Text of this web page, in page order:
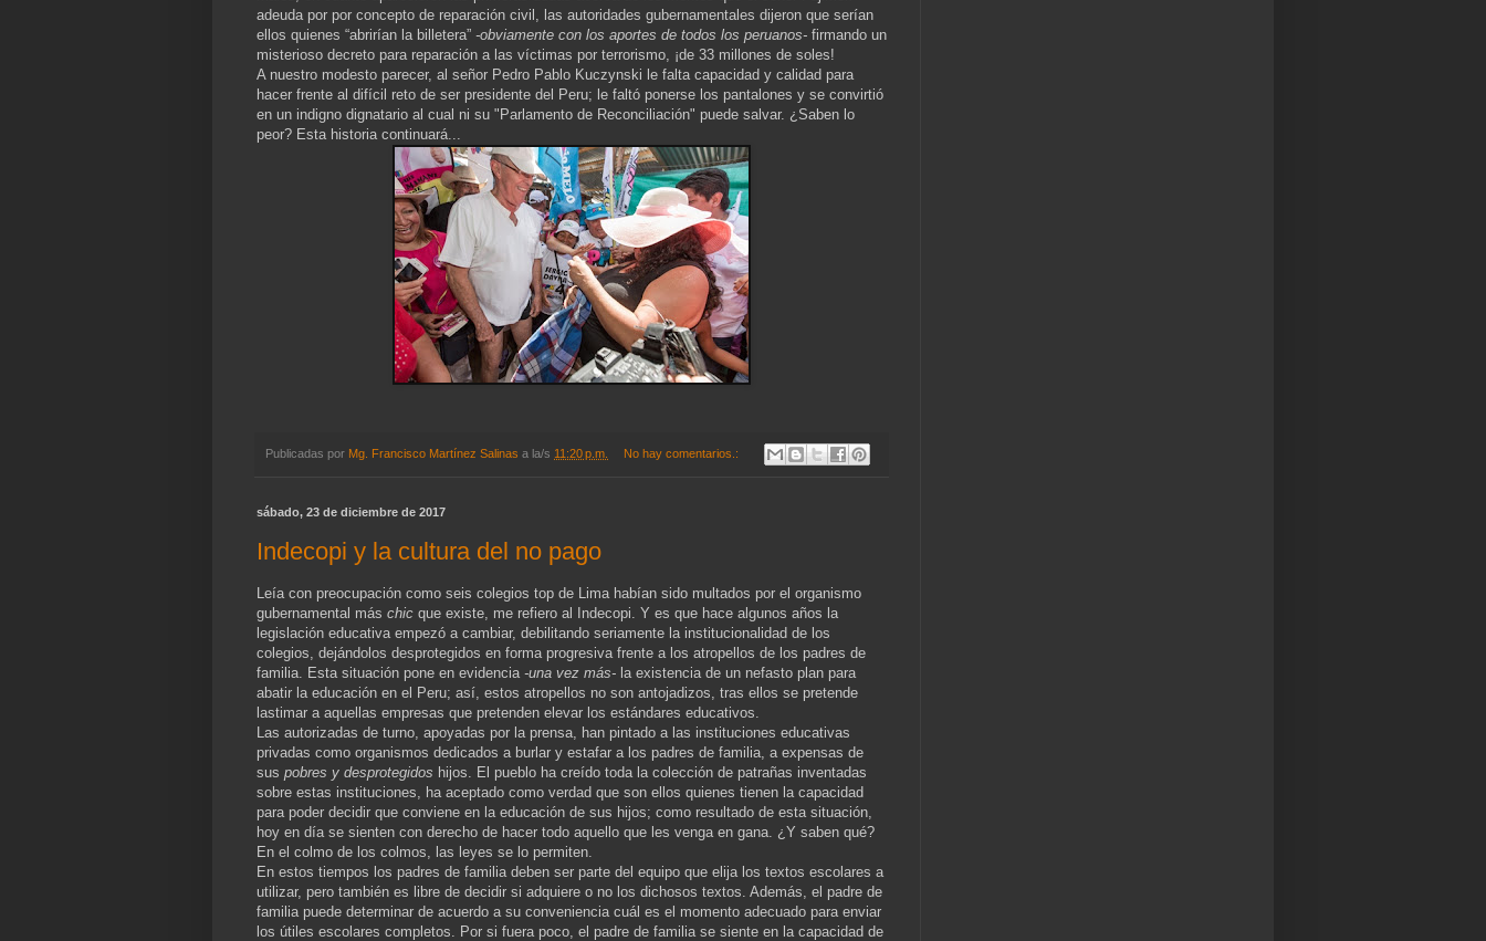
adeuda por por concepto de reparación civil, las autoridades gubernamentales dijeron que serían
ellos quienes “abrirían la billetera” -obviamente con los aportes de todos los peruanos- firmando un
misterioso decreto para reparación a las víctimas por terrorismo, ¡de 33 millones de soles!
A nuestro modesto parecer, al señor Pedro Pablo Kuczynski le falta capacidad y calidad para
hacer frente al difícil reto de ser presidente del Peru; le faltó ponerse los pantalones y se convirtió
en un indigno dignatario al cual ni su "Parlamento de Reconciliación" puede salvar. ¿Saben lo
peor? Esta historia continuará...
Publicadas por Mg. Francisco Martínez Salinas a la/s 11:20 p.m. No hay comentarios.:
sábado, 23 de diciembre de 2017
Indecopi y la cultura del no pago
Leía con preocupación como seis colegios top de Lima habían sido multados por el organismo
gubernamental más chic que existe, me refiero al Indecopi. Y es que hace algunos años la
legislación educativa empezó a cambiar, debilitando seriamente la institucionalidad de los
colegios, dejándolos desprotegidos en forma progresiva frente a los atropellos de los padres de
familia. Esta situación pone en evidencia -una vez más- la existencia de un nefasto plan para
abatir la educación en el Peru; así, estos atropellos no son antojadizos, tras ellos se pretende
lastimar a aquellas empresas que pretenden elevar los estándares educativos.
Las autorizadas de turno, apoyadas por la prensa, han pintado a las instituciones educativas
privadas como organismos dedicados a burlar y estafar a los padres de familia, a expensas de
sus pobres y desprotegidos hijos. El pueblo ha creído toda la colección de patrañas inventadas
sobre estas instituciones, ha aceptado como verdad que son ellos quienes tienen la capacidad
para poder decidir que conviene en la educación de sus hijos; como resultado de esta situación,
hoy en día se sienten con derecho de hacer todo aquello que les venga en gana. ¿Y saben qué?
En el colmo de los colmos, las leyes se lo permiten.
En estos tiempos los padres de familia deben ser parte del equipo que elija los textos escolares a
utilizar, pero también es libre de decidir si adquiere o no los dichosos textos. Además, el padre de
familia puede determinar de acuerdo a su conveniencia cuál es el momento adecuado para enviar
los útiles escolares completos. Por si fuera poco, el padre de familia se siente en la capacidad de